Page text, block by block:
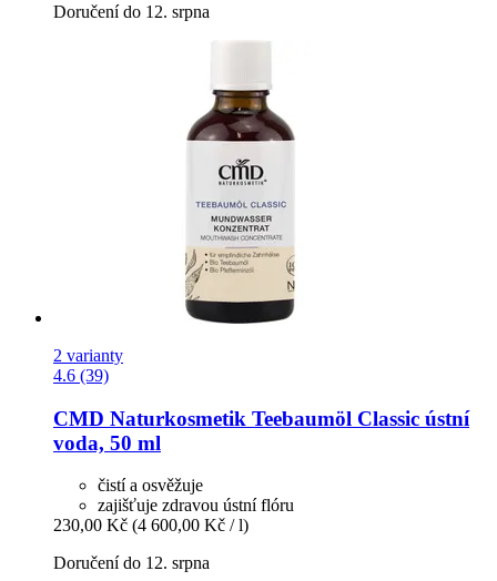
Doručení do 12. srpna
2 varianty
4.6 (39)
CMD Naturkosmetik Teebaumöl Classic ústní
voda, 50 ml
čistí a osvěžuje
zajišťuje zdravou ústní flóru
230,00 Kč (4 600,00 Kč / l)
Doručení do 12. srpna